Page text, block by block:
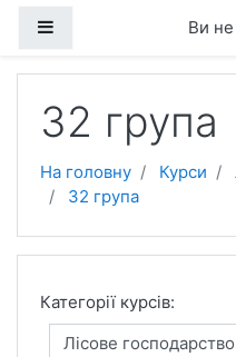
Ви не
32 група
На головну Курси
32 група
Категорії курсів: